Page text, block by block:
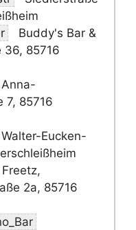
Buddy's Bar &
36, 85716
Anna-
7, 85716
Walter-Eucken-
Freetz,
2a, 85716